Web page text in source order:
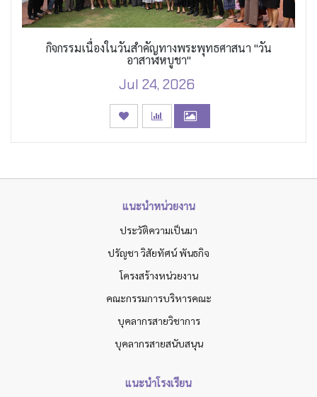
กิจกรรมเนื่องในวันสำคัญทางพระพุทธศาสนา "วัน
อาสาฬหบูชา"
Jul 24, 2026
แนะนำหน่วยงาน
ประวัติความเป็นมา
ปรัญชา วิสัยทัศน์ พันธกิจ
โครงสร้างหน่วยงาน
คณะกรรมการบริหารคณะ
บุคลากรสายวิชาการ
บุคลากรสายสนับสนุน
แนะนำโรงเรียน